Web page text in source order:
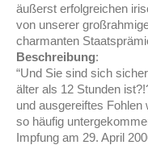
äußerst erfolgreichen
von unserer
charmanten
Beschreibung:
“Und Sie sind sich
älter als 12 Stunden
und ausgereiftes
so häufig
Impfung am 29. April